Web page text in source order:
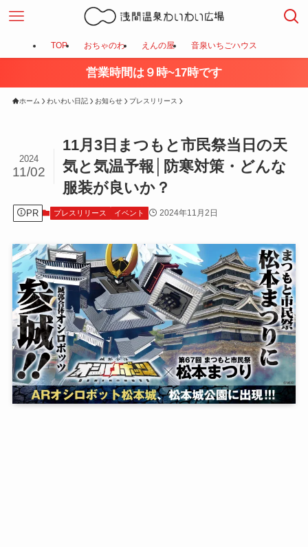
TOP おちゃのわ えんの屋 音泉いちごハウス
営業時間は９時~17時です
ホーム わいわい日記 お知らせ プレスリリース
11月3日まつもと市民祭当日の天
気と気温予報│防寒対策・どんな
服装が良いか？
2024
11/02
PR プレスリリース イベント 2024年11月2日